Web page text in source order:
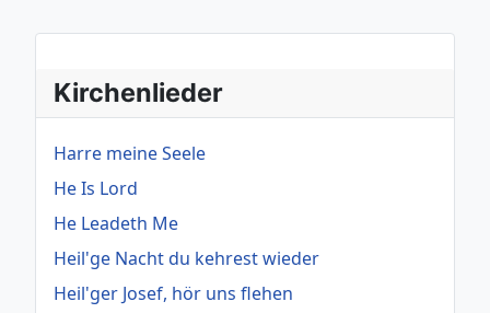
Kirchenlieder
Harre meine Seele
He Is Lord
He Leadeth Me
Heil'ge Nacht du kehrest wieder
Heil'ger Josef, hör uns flehen